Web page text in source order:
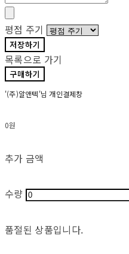
평점 주기
저장하기
목록으로 가기
구매하기
'(주)알앤텍'님 개인결제창
0원
추가 금액
수량
품절된 상품입니다.